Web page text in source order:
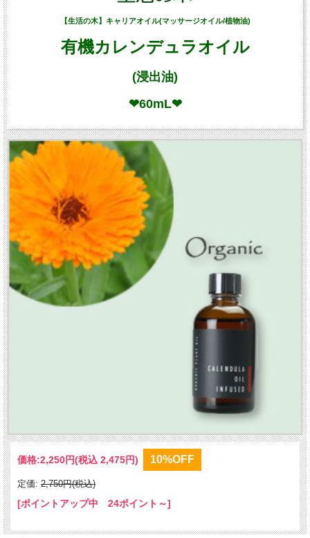
【生活の木】キャリアオイル(マッサージオイル/植物油)
有機カレンデュラオイル
(浸出油)
❤60mL❤
価格:2,250円(税込 2,475円) 10%OFF
定価: 2,750円(税込)
[ポイントアップ中 24ポイント～]